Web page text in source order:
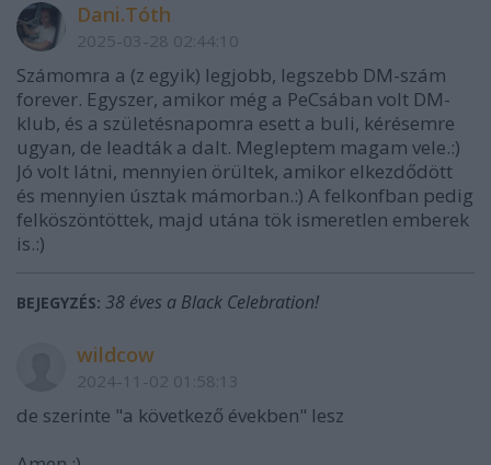
Dani.Tóth
2025-03-28 02:44:10
Számomra a (z egyik) legjobb, legszebb DM-szám
forever. Egyszer, amikor még a PeCsában volt DM-
klub, és a születésnapomra esett a buli, kérésemre
ugyan, de leadták a dalt. Megleptem magam vele.:)
Jó volt látni, mennyien örültek, amikor elkezdődött
és mennyien úsztak mámorban.:) A felkonfban pedig
felköszöntöttek, majd utána tök ismeretlen emberek
is.:)
BEJEGYZÉS: 38 éves a Black Celebration!
wildcow
2024-11-02 01:58:13
de szerinte "a következő években" lesz